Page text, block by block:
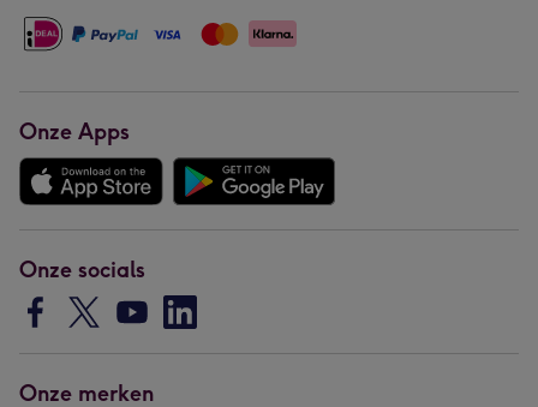
Onze Apps
Onze socials
Onze merken